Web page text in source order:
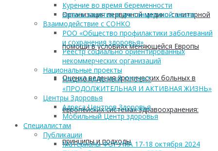
Организация первичной медико-санитарной
помощи в условиях меняющейся Европы
Оценка ведения хронических больных в
европейских системах здравоохранения:
принципы и подходы
Курение во время беременности
Запись занятия в дистанционной школе
Взаимодействие с СОНКО
РОО «Общество профилактики заболеваний
и сохранения здоровья»
Реестр социально ориентированных
некоммерческих организаций
Национальные проекты
НАЦИОНАЛЬНЫЙ ПРОЕКТ
«ПРОДОЛЖИТЕЛЬНАЯ И АКТИВНАЯ ЖИЗНЬ»
Центры Здоровья
Адреса Центров Здоровья
Мобильный Центр здоровья
Cпециалистам
Публикации
Материалы ФОРУМА 17-18 октября 2024